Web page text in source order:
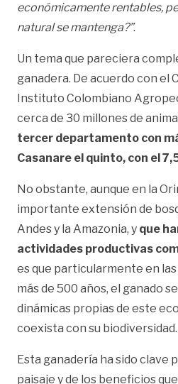
económicamente rentables,
natural se mantenga?”.
Un tema que pareciera
ganadera. De acuerdo con el
Instituto Colombiano
cerca de 30 millones de
tercer departamento con
Casanare el quinto, con el
No obstante, aunque en la
importante extensión de
Andes y la Amazonia, y que
actividades productivas
es que particularmente en
más de 500 años, el ganado
dinámicas propias de este
coexista con su biodiversidad.
Esta ganadería ha sido clave
paisaje y de los beneficios